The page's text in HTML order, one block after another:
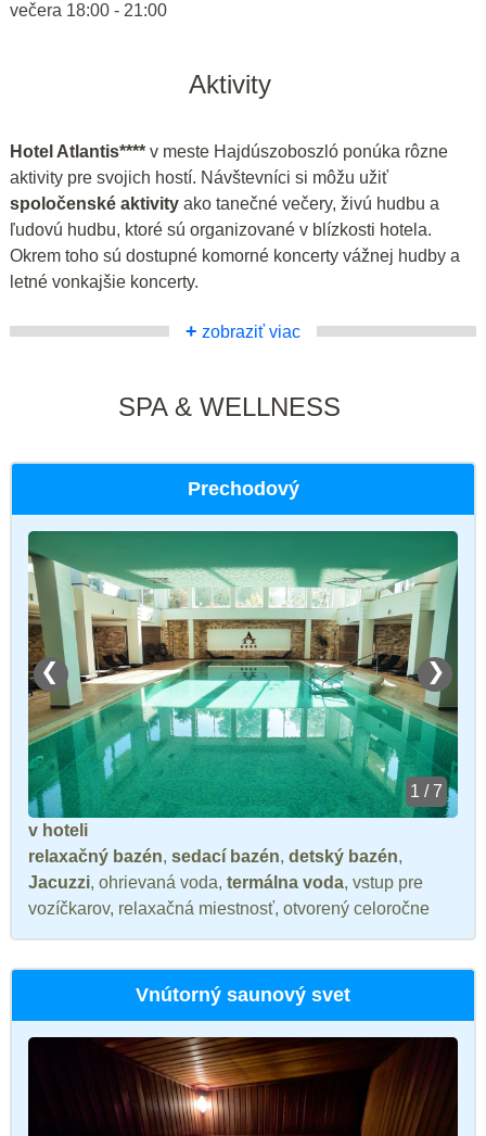
večera 18:00 - 21:00
Aktivity
Hotel Atlantis**** v meste Hajdúszoboszló ponúka rôzne
aktivity pre svojich hostí. Návštevníci si môžu užiť
spoločenské aktivity ako tanečné večery, živú hudbu a
ľudovú hudbu, ktoré sú organizované v blízkosti hotela.
Okrem toho sú dostupné komorné koncerty vážnej hudby a
letné vonkajšie koncerty.
+ zobraziť viac
SPA & WELLNESS
Prechodový
❮ ❯
1 / 7
v hoteli
relaxačný bazén, sedací bazén, detský bazén,
Jacuzzi, ohrievaná voda, termálna voda, vstup pre
vozíčkarov, relaxačná miestnosť, otvorený celoročne
Vnútorný saunový svet